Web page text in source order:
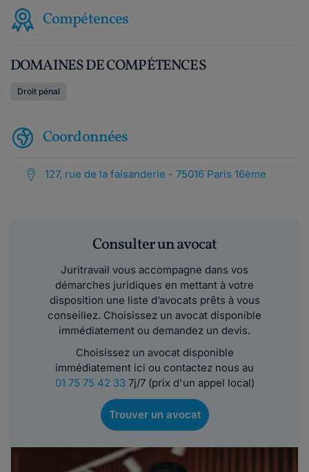
Compétences
DOMAINES DE COMPÉTENCES
Droit pénal
Coordonnées
127, rue de la faisanderie - 75016 Paris 16ème
Consulter un avocat
Juritravail vous accompagne dans vos
démarches juridiques en mettant à votre
disposition une liste d’avocats prêts à vous
conseillez. Choisissez un avocat disponible
immédiatement ou demandez un devis.
Choisissez un avocat disponible
immédiatement ici ou contactez nous au
01 75 75 42 337j/7 (prix d'un appel local)
Trouver un avocat